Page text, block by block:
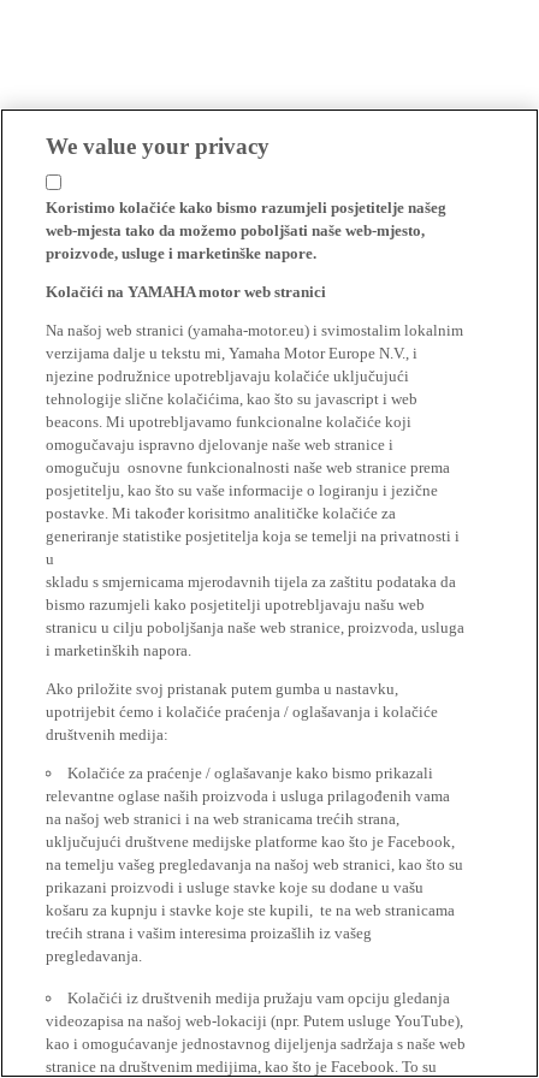
We value your privacy
Koristimo kolačiće kako bismo razumjeli posjetitelje našeg
web-mjesta tako da možemo poboljšati naše web-mjesto,
proizvode, usluge i marketinške napore.
Kolačići na YAMAHA motor web stranici
Na našoj web stranici (yamaha-motor.eu) i svimostalim lokalnim
verzijama dalje u tekstu mi, Yamaha Motor Europe N.V., i
njezine podružnice upotrebljavaju kolačiće uključujući
tehnologije slične kolačićima, kao što su javascript i web
beacons. Mi upotrebljavamo funkcionalne kolačiće koji
omogučavaju ispravno djelovanje naše web stranice i
omogučuju osnovne funkcionalnosti naše web stranice prema
posjetitelju, kao što su vaše informacije o logiranju i jezične
postavke. Mi također korisitmo analitičke kolačiće za
generiranje statistike posjetitelja koja se temelji na privatnosti i
u
skladu s smjernicama mjerodavnih tijela za zaštitu podataka da
bismo razumjeli kako posjetitelji upotrebljavaju našu web
stranicu u cilju poboljšanja naše web stranice, proizvoda, usluga
i marketinških napora.
Ako priložite svoj pristanak putem gumba u nastavku,
upotrijebit ćemo i kolačiće praćenja / oglašavanja i kolačiće
društvenih medija:
Kolačiće za praćenje / oglašavanje kako bismo prikazali
relevantne oglase naših proizvoda i usluga prilagođenih vama
na našoj web stranici i na web stranicama trećih strana,
uključujući društvene medijske platforme kao što je Facebook,
na temelju vašeg pregledavanja na našoj web stranici, kao što su
prikazani proizvodi i usluge stavke koje su dodane u vašu
košaru za kupnju i stavke koje ste kupili, te na web stranicama
trećih strana i vašim interesima proizašlih iz vašeg
pregledavanja.
Kolačići iz društvenih medija pružaju vam opciju gledanja
videozapisa na našoj web-lokaciji (npr. Putem usluge YouTube),
kao i omogućavanje jednostavnog dijeljenja sadržaja s naše web
stranice na društvenim medijima, kao što je Facebook. To su